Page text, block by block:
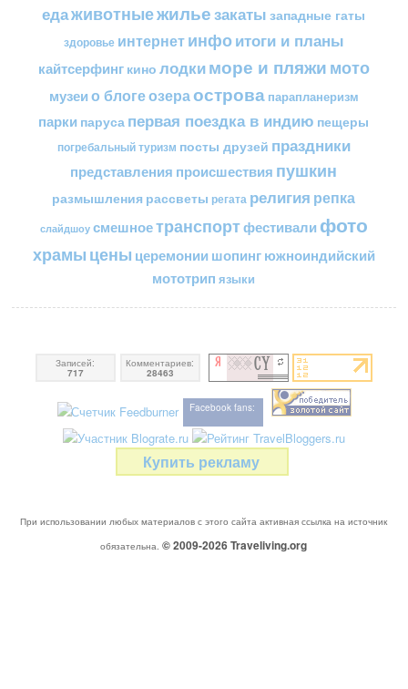
едаживотныежильезакаты западные гаты
здоровье интернетинфоитоги и планы
кайтсерфинг кино лодкиморе и пляжимото
музеи о блогеозераострова парапланеризм
парки паруса первая поездка в индию пещеры
погребальный туризм посты друзей праздники
представления происшествия пушкин
размышления рассветы регата религия репка
слайдшоу смешноетранспортфестивали фото
храмы цены церемонии шопингюжноиндийский
мототрип языки
Записей:
717
Комментариев:
28463
Facebook fans:
Купить рекламу
При использовании любых материалов с этого сайта активная ссылка на источник
обязательна. © 2009-2026Traveliving.org